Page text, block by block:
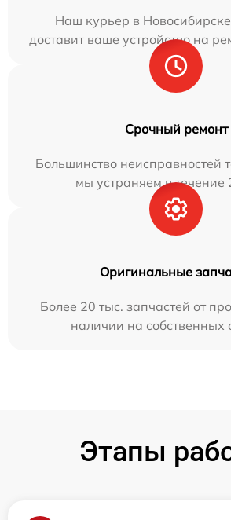
Наш курьер в
доставит ваше устройство на
Срочный ремонт
Большинство неисправностей
мы устраняем в течение
Оригинальные
Более 20 тыс. запчастей от
наличии на собственных
Этапы